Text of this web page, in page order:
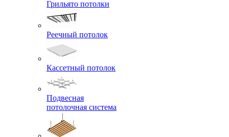
Грильято потолки
Реечный потолок
Кассетный потолок
Подвесная
потолочная система